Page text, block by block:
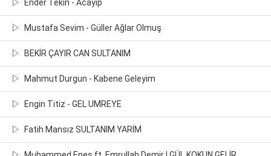
Ender Tekin - Acayip
Mustafa Sevim - Güller Ağlar Olmuş
BEKİR ÇAYIR CAN SULTANIM
Mahmut Durgun - Kabene Geleyim
Engin Titiz - GEL UMREYE
Fatih Mansız SULTANIM YARİM